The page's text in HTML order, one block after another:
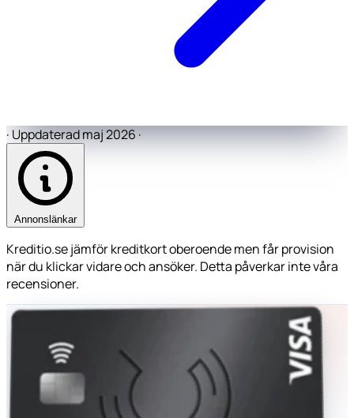
· Uppdaterad maj 2026·
Annonslänkar
Kreditio.se jämför kreditkort oberoende men får provision
när du klickar vidare och ansöker. Detta påverkar inte våra
recensioner.